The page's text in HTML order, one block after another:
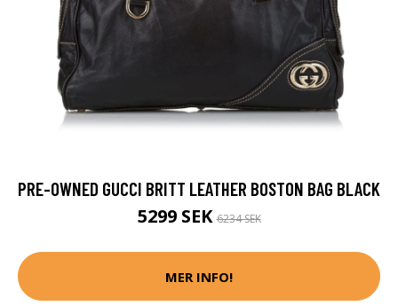
PRE-OWNED GUCCI BRITT LEATHER BOSTON BAG BLACK
5299 SEK6234 SEK
MER INFO!